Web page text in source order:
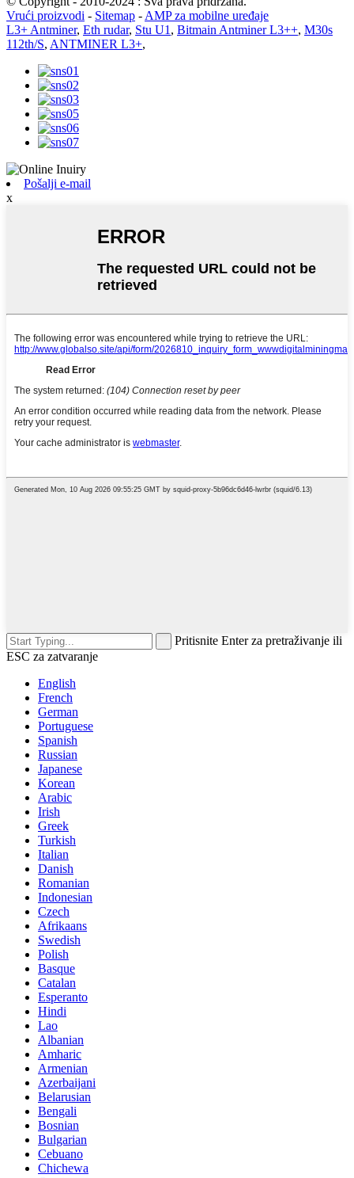
Vrući proizvodi - Sitemap - AMP za mobilne uređaje
L3+ Antminer, Eth rudar, Stu U1 , Bitmain Antminer L3++, M30s
112th/S, ANTMINER L3+,
Pošalji e-mail
x
Pritisnite Enter za pretraživanje ili
ESC za zatvaranje
English
French
German
Portuguese
Spanish
Russian
Japanese
Korean
Arabic
Irish
Greek
Turkish
Italian
Danish
Romanian
Indonesian
Czech
Afrikaans
Swedish
Polish
Basque
Catalan
Esperanto
Hindi
Lao
Albanian
Amharic
Armenian
Azerbaijani
Belarusian
Bengali
Bosnian
Bulgarian
Cebuano
Chichewa